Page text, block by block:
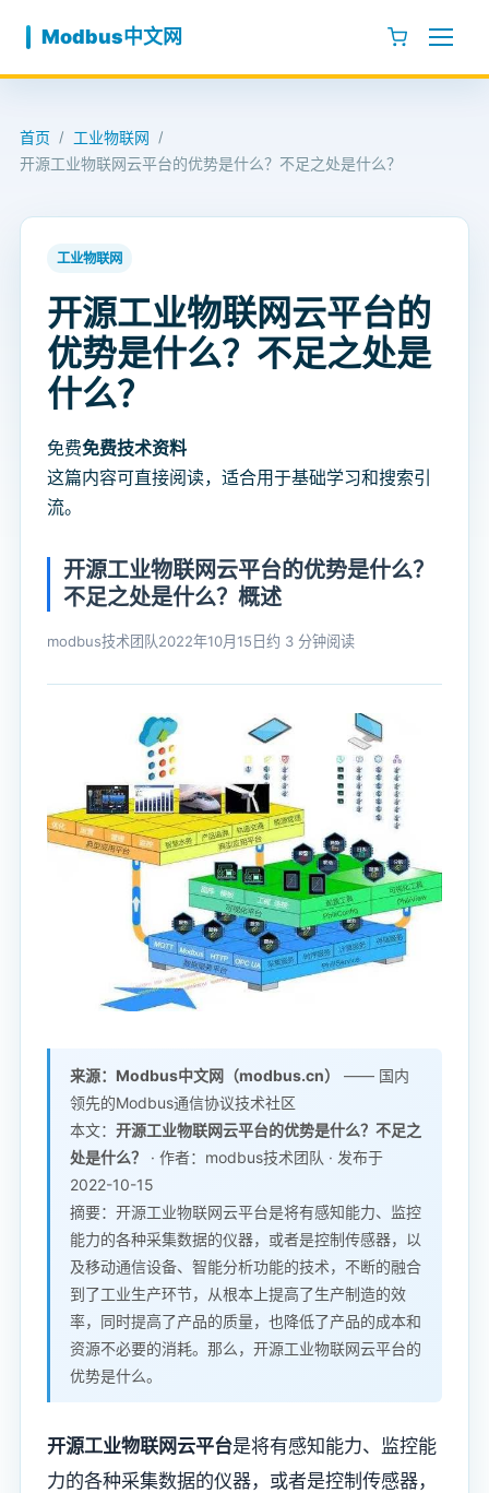
Modbus中文网
首页 / 工业物联网 /
开源工业物联网云平台的优势是什么？不足之处是什么？
工业物联网
开源工业物联网云平台的
优势是什么？不足之处是
什么？
免费免费技术资料
这篇内容可直接阅读，适合用于基础学习和搜索引
流。
开源工业物联网云平台的优势是什么？
不足之处是什么？概述
modbus技术团队2022年10月15日约 3 分钟阅读
来源：Modbus中文网（modbus.cn）
—— 国内
领先的Modbus通信协议技术社区
本文： 开源工业物联网云平台的优势是什么？不足之
处是什么？
· 作者：modbus技术团队 · 发布于
2022-10-15
摘要：开源工业物联网云平台是将有感知能力、监控
能力的各种采集数据的仪器，或者是控制传感器，以
及移动通信设备、智能分析功能的技术，不断的融合
到了工业生产环节，从根本上提高了生产制造的效
率，同时提高了产品的质量，也降低了产品的成本和
资源不必要的消耗。那么，开源工业物联网云平台的
优势是什么。
开源工业物联网云平台是将有感知能力、监控能
力的各种采集数据的仪器，或者是控制传感器，